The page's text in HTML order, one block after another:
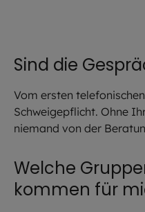
Sind die
Vom ersten
Schweigepflicht. Ohne
niemand von der
Welche
kommen für